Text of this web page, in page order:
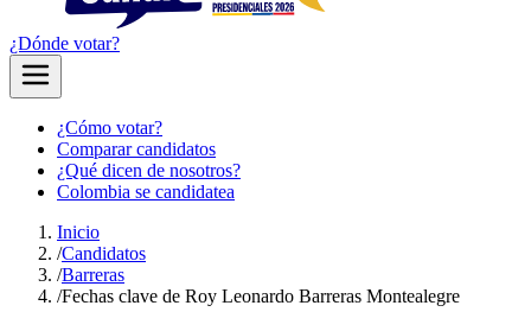
¿Dónde votar?
¿Cómo votar?
Comparar candidatos
¿Qué dicen de nosotros?
Colombia se candidatea
Inicio
/Candidatos
/Barreras
/Fechas clave de Roy Leonardo Barreras Montealegre